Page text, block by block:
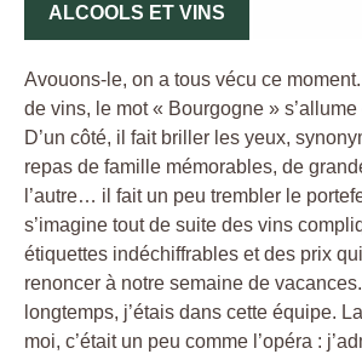
ALCOOLS ET VINS
Avouons-le, on a tous vécu ce
de vins, le mot « Bourgogne »
D’un côté, il fait briller les yeux,
repas de famille mémorables, de
l’autre… il fait un peu trembler le
s’imagine tout de suite des vins
étiquettes indéchiffrables et des prix
renoncer à notre semaine de
longtemps, j’étais dans cette équipe.
moi, c’était un peu comme l’opéra :